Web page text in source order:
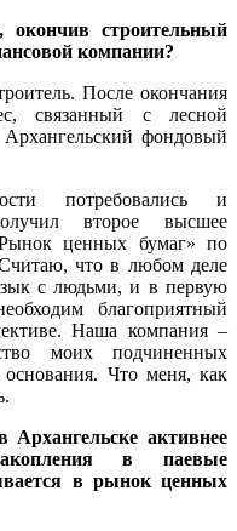
строительный
компании?
После окончания
связанный с лесной
фондовый
потребовались и
второе высшее
ценных бумаг» по
что в любом деле
с людьми, и в первую
благоприятный
Наша компания –
моих подчиненных
Что меня, как
активнее
в паевые
в рынок ценных